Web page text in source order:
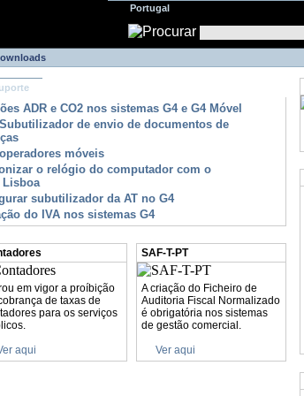
Portugal
ADR e CO2 nos sistemas G4 e G4 Móvel
de envio de documentos de
móveis
o relógio do computador com o
Lisboa
subutilizador da AT no G4
do IVA nos sistemas G4
em vigor a proíbição
de taxas de
para os serviços
aqui
SAF-T-PT
A criação do Ficheiro de
Auditoria Fiscal Normalizado
é obrigatória nos sistemas
de gestão comercial.
Ver aqui